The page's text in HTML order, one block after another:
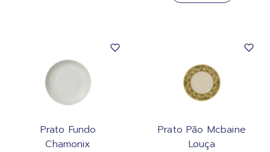
Prato Fundo
Chamonix
Prato Pão Mcbaine
Louça